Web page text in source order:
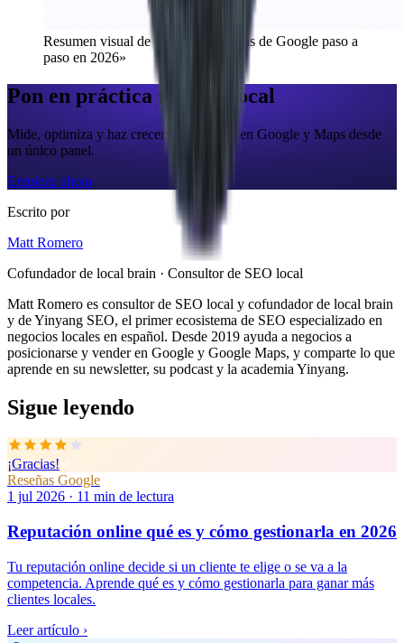
Resumen visual de «
Eliminar reseñas de Google paso a
paso en 2026»
Pon en práctica tu SEO local
Mide, optimiza y haz crecer tu presencia en Google y Maps desde
un único panel.
Empieza ahora
Escrito por
Matt Romero
Cofundador de local brain · Consultor de SEO local
Matt Romero es consultor de SEO local y cofundador de local brain
y de Yinyang SEO, el primer ecosistema de SEO especializado en
negocios locales en español. Desde 2019 ayuda a negocios a
posicionarse y vender en Google y Google Maps, y comparte lo que
aprende en su newsletter, su podcast y la academia Yinyang.
Sigue leyendo
¡Gracias!
Reseñas Google
1 jul 2026 · 11 min de lectura
Reputación online qué es y cómo gestionarla en 2026
Tu reputación online decide si un cliente te elige o se va a la
competencia. Aprende qué es y cómo gestionarla para ganar más
clientes locales.
Leer artículo ›